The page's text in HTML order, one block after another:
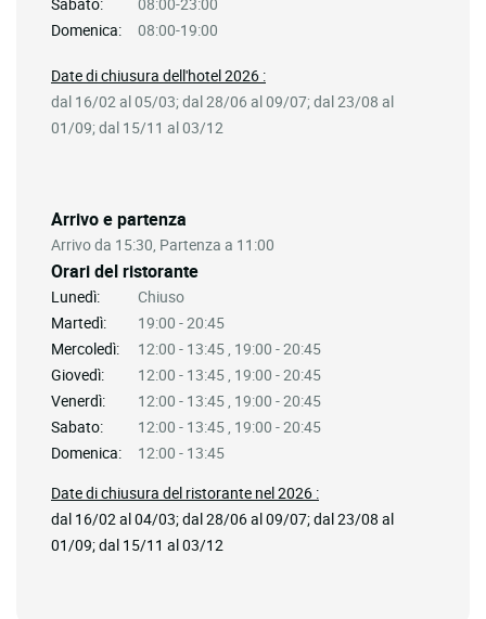
Domenica:
08:00-19:00
Arrivo e partenza
Arrivo da 15:30, Partenza a 11:00
Orari del ristorante
Lunedì:
Chiuso
Martedì:
19:00 - 20:45
Mercoledì:
12:00 - 13:45 , 19:00 - 20:45
Giovedì:
12:00 - 13:45 , 19:00 - 20:45
Venerdì:
12:00 - 13:45 , 19:00 - 20:45
Sabato:
12:00 - 13:45 , 19:00 - 20:45
Domenica:
12:00 - 13:45
Date di chiusura del ristorante nel 2026 :
dal 16/02 al 04/03; dal 28/06 al 09/07; dal 23/08 al
01/09; dal 15/11 al 03/12
Date di chiusura dell'hotel 2026 :
dal 16/02 al 05/03; dal 28/06 al 09/07; dal 23/08 al
01/09; dal 15/11 al 03/12